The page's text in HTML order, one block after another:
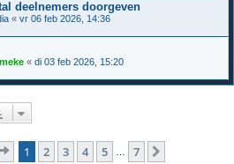
deelnemers doorgeven
« vr 06 feb 2026, 14:36
« di 03 feb 2026, 15:20
Pagina van 7
1 2 3 4 5 7